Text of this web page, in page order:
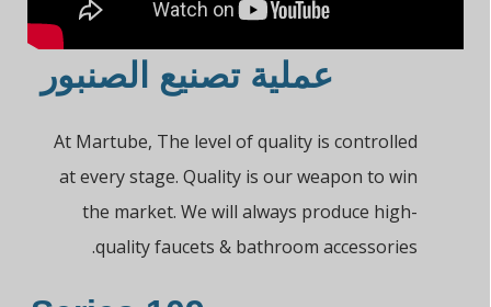
عملية تصنيع الصنبور
At Martube, The level of quality is controlled
at every stage. Quality is our weapon to win
the market. We will always produce high-
quality faucets & bathroom accessories.